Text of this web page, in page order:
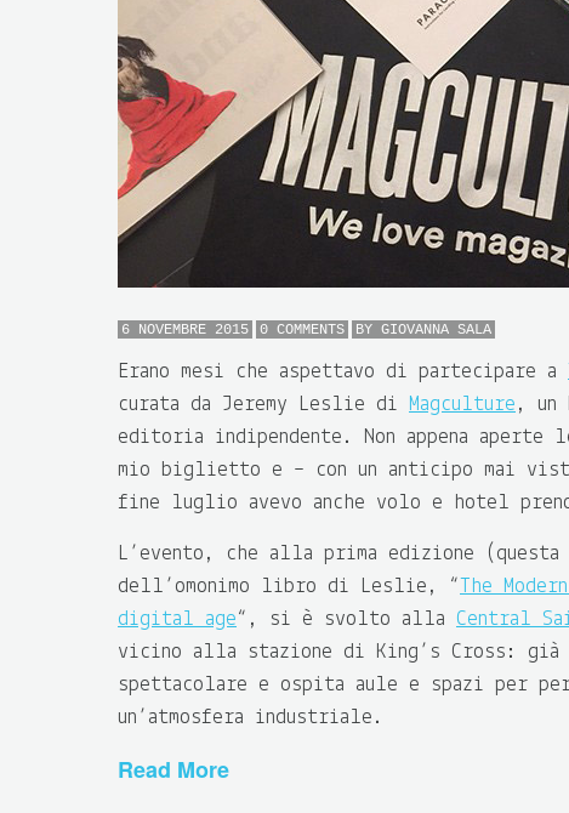
6 NOVEMBRE 2015 0 COMMENTS BY GIOVANNA SALA
Erano mesi che aspettavo di partecipare a
curata da Jeremy Leslie di Magculture , un
editoria indipendente. Non appena
mio biglietto e – con un anticipo mai
fine luglio avevo anche volo e hotel
L’evento, che alla prima edizione
dell’omonimo libro di Leslie, “ The
digital age“, si è svolto alla Central
vicino alla stazione di King’s Cross:
spettacolare e ospita aule e spazi per
un’atmosfera industriale.
Read More